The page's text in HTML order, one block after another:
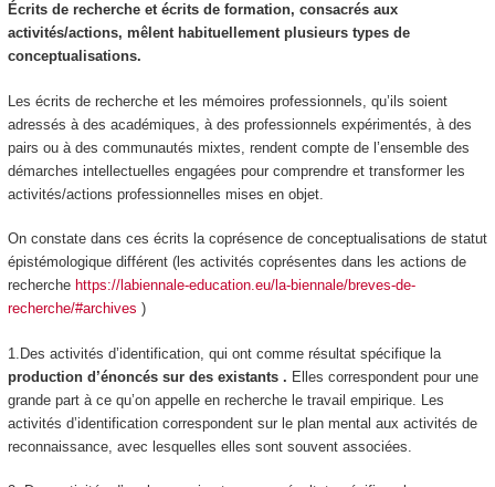
Écrits de recherche et écrits de formation, consacrés aux
activités/actions, mêlent habituellement plusieurs types de
conceptualisations.
Les écrits de recherche et les mémoires professionnels, qu’ils soient
adressés à des académiques, à des professionnels expérimentés, à des
pairs ou à des communautés mixtes, rendent compte de l’ensemble des
démarches intellectuelles engagées pour comprendre et transformer les
activités/actions professionnelles mises en objet.
On constate dans ces écrits la coprésence de conceptualisations de statut
épistémologique différent(les activités coprésentes dans les actions de
recherche https://labiennale-education.eu/la-biennale/breves-de-
recherche/#archives )
1.Des activités d’identification, qui ont comme résultat spécifique la
production d’énoncés sur des existants . Elles correspondent pour une
grande part à ce qu’on appelle en recherche le travail empirique.
Les
activités d’identification correspondent sur le plan mental aux activités de
reconnaissance, avec lesquelles elles sont souvent associées.